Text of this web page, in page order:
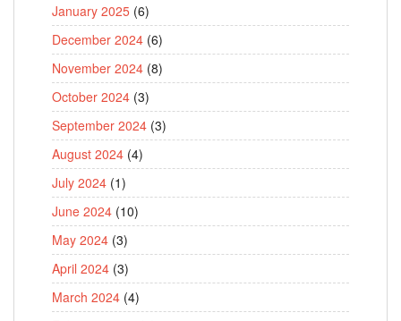
January 2025 (6)
December 2024 (6)
November 2024 (8)
October 2024 (3)
September 2024 (3)
August 2024 (4)
July 2024 (1)
June 2024 (10)
May 2024 (3)
April 2024 (3)
March 2024 (4)